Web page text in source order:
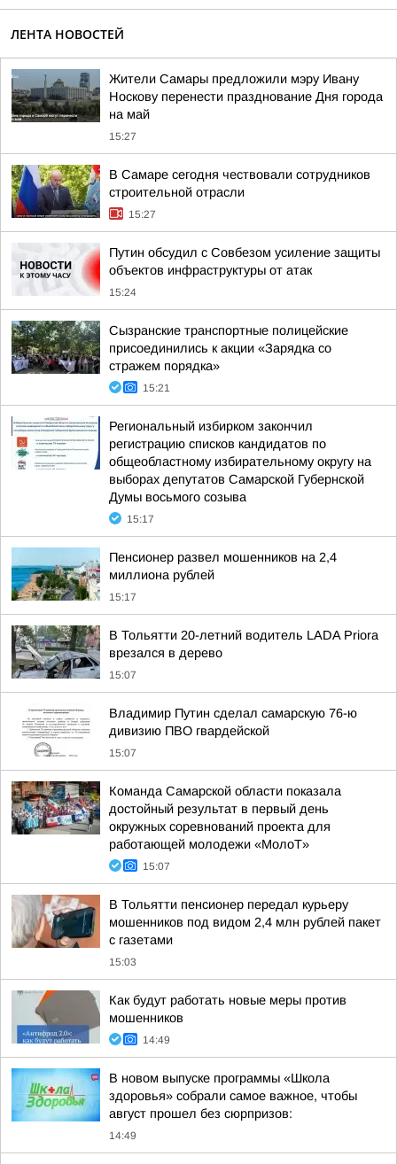
ЛЕНТА НОВОСТЕЙ
Жители Самары предложили мэру Ивану
Носкову перенести празднование Дня города
на май
15:27
В Самаре сегодня чествовали сотрудников
строительной отрасли
15:27
Путин обсудил с Совбезом усиление защиты
объектов инфраструктуры от атак
15:24
Сызранские транспортные полицейские
присоединились к акции «Зарядка со
стражем порядка»
15:21
Региональный избирком закончил
регистрацию списков кандидатов по
общеобластному избирательному округу на
выборах депутатов Самарской Губернской
Думы восьмого созыва
15:17
Пенсионер развел мошенников на 2,4
миллиона рублей
15:17
В Тольятти 20-летний водитель LADA Priora
врезался в дерево
15:07
Владимир Путин сделал самарскую 76-ю
дивизию ПВО гвардейской
15:07
Команда Самарской области показала
достойный результат в первый день
окружных соревнований проекта для
работающей молодежи «МолоТ»
15:07
В Тольятти пенсионер передал курьеру
мошенников под видом 2,4 млн рублей пакет
с газетами
15:03
Как будут работать новые меры против
мошенников
14:49
В новом выпуске программы «Школа
здоровья» собрали самое важное, чтобы
август прошел без сюрпризов:
14:49